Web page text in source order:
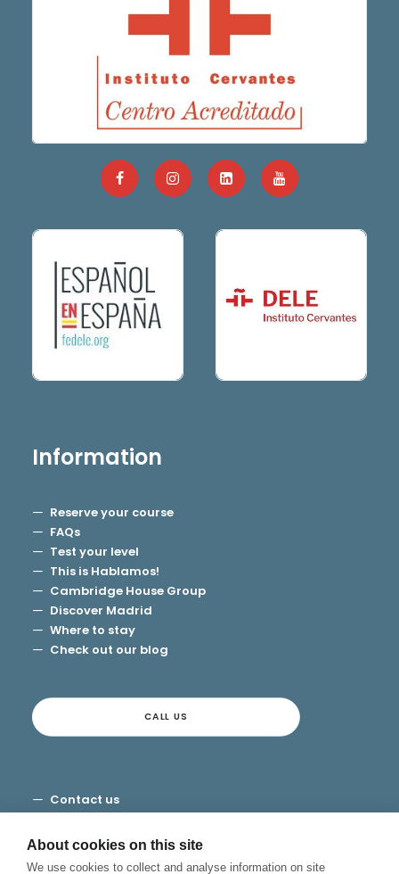
Information
Reserve your course
FAQs
Test your level
This is Hablamos!
Cambridge House Group
Discover Madrid
Where to stay
Check out our blog
CALL US
Contact us
Privacy
Cookies
About cookies on this site
We use cookies to collect and analyse information on site